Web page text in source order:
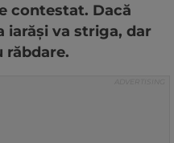
contestat. Dacă
iarăși va striga, dar
răbdare.